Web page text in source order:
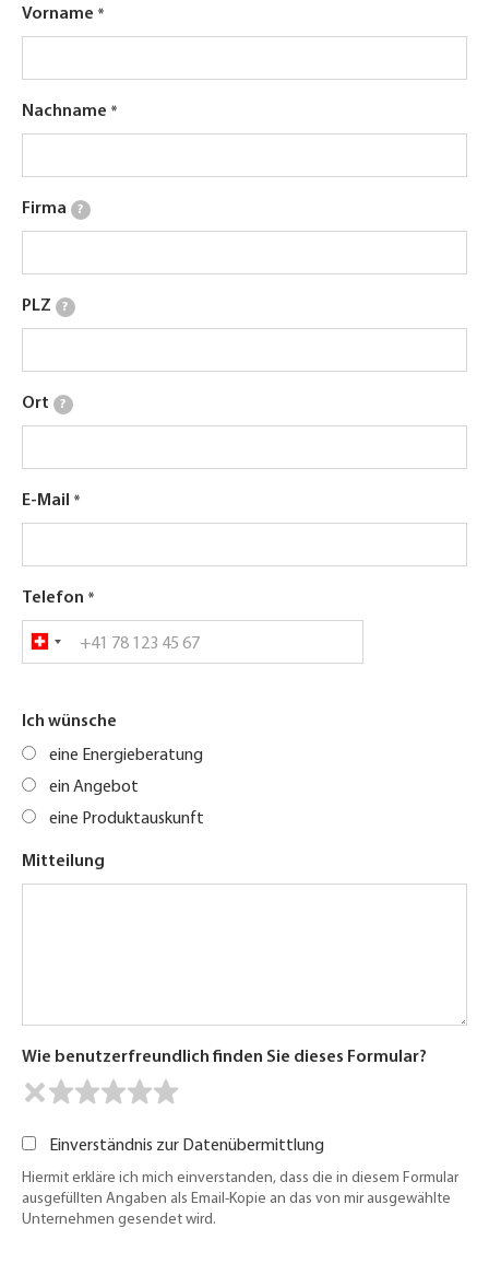
Vorname
Nachname
Firma ?
PLZ ?
Ort ?
E-Mail
Telefon
Ich wünsche
eine Energieberatung
ein Angebot
eine Produktauskunft
Mitteilung
Wie benutzerfreundlich finden Sie dieses Formular?
Einverständnis zur Datenübermittlung
Hiermit erkläre ich mich einverstanden, dass die in diesem Formular
ausgefüllten Angaben als Email-Kopie an das von mir ausgewählte
Unternehmen gesendet wird.